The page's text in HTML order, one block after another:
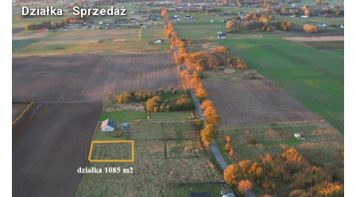
Działka · Sprzedaż